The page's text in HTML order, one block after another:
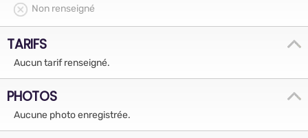
Non renseigné
TARIFS
Aucun tarif renseigné.
PHOTOS
Aucune photo enregistrée.